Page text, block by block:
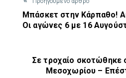
Μπάσκετ στην Κάρπαθο!
Οι αγώνες 6 με 16
Σε τροχαίο σκοτώθηκε
Μεσοχωρίου –